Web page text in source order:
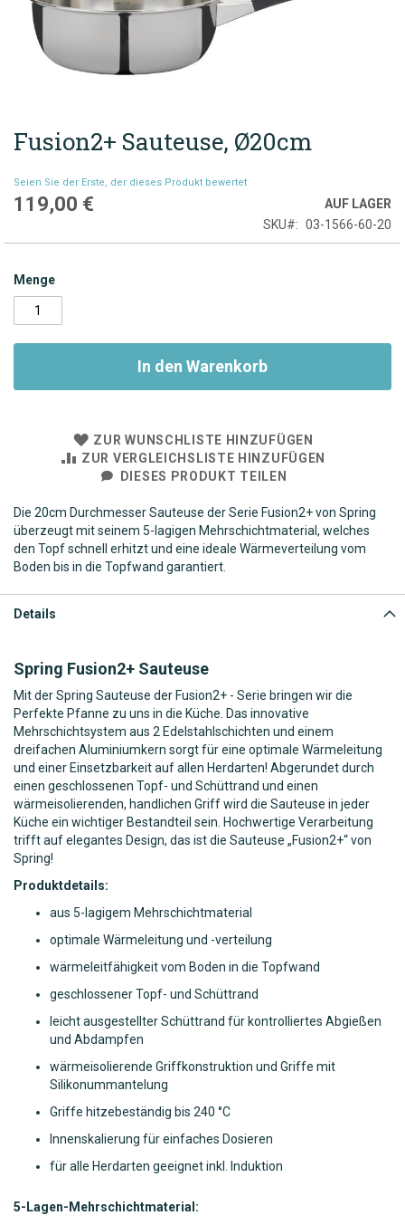
Zum
Anfang
springen
Fusion2+ Sauteuse, Ø20cm
Seien Sie der Erste, der dieses Produkt bewertet
119,00 €
AUF LAGER
SKU
03-1566-60-20
Menge
In den Warenkorb
ZUR WUNSCHLISTE HINZUFÜGEN
ZUR VERGLEICHSLISTE HINZUFÜGEN
DIESES PRODUKT TEILEN
Die 20cm Durchmesser Sauteuse der Serie Fusion2+ von Spring
überzeugt mit seinem 5-lagigen Mehrschichtmaterial, welches
den Topf schnell erhitzt und eine ideale Wärmeverteilung vom
Boden bis in die Topfwand garantiert.
Details
Spring Fusion2+ Sauteuse
Mit der Spring Sauteuse der Fusion2+ - Serie bringen wir die
Perfekte Pfanne zu uns in die Küche. Das innovative
Mehrschichtsystem aus 2 Edelstahlschichten und einem
dreifachen Aluminiumkern sorgt für eine optimale Wärmeleitung
und einer Einsetzbarkeit auf allen Herdarten! Abgerundet durch
einen geschlossenen Topf- und Schüttrand und einen
wärmeisolierenden, handlichen Griff wird die Sauteuse in jeder
Küche ein wichtiger Bestandteil sein. Hochwertige Verarbeitung
trifft auf elegantes Design, das ist die Sauteuse „Fusion2+“ von
Spring!
Produktdetails:
aus 5-lagigem Mehrschichtmaterial
optimale Wärmeleitung und -verteilung
wärmeleitfähigkeit vom Boden in die Topfwand
geschlossener Topf- und Schüttrand
leicht ausgestellter Schüttrand für kontrolliertes Abgießen
und Abdampfen
wärmeisolierende Griffkonstruktion und Griffe mit
Silikonummantelung
Griffe hitzebeständig bis 240 °C
Innenskalierung für einfaches Dosieren
für alle Herdarten geeignet inkl. Induktion
5-Lagen-Mehrschichtmaterial: